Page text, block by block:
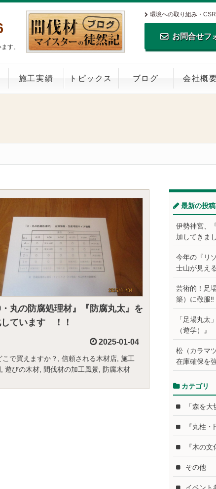
す。
環境への取り組み・
お問合せフ
TEL.0795-35-0516
0269
施工実績 トピックス ブログ 会社概
・丸の防腐処理材』『防腐丸太』を
ています ！！
2025-01-04
こで買えますか？ 信頼される木材店 施工
遊びの木材 間伐材の加工風景 防腐木材
最新の投稿
伊勢神宮、
加してきま
今年の『リ
士山が見え
芸術的！足
築）に敬服
「足場丸太
（遊学）
松（カラマ
在庫確保を
カテゴリ
「森を
『丸柱・
『木の文
その他